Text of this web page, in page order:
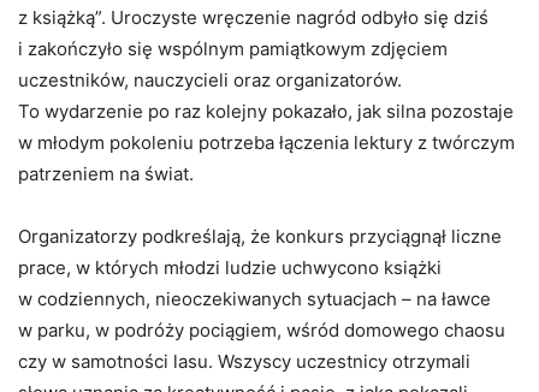
z książką”. Uroczyste wręczenie nagród odbyło się dziś
i zakończyło się wspólnym pamiątkowym zdjęciem
uczestników, nauczycieli oraz organizatorów.
To wydarzenie po raz kolejny pokazało, jak silna pozostaje
w młodym pokoleniu potrzeba łączenia lektury z twórczym
patrzeniem na świat.
Organizatorzy podkreślają, że konkurs przyciągnął liczne
prace, w których młodzi ludzie uchwycono książki
w codziennych, nieoczekiwanych sytuacjach – na ławce
w parku, w podróży pociągiem, wśród domowego chaosu
czy w samotności lasu. Wszyscy uczestnicy otrzymali